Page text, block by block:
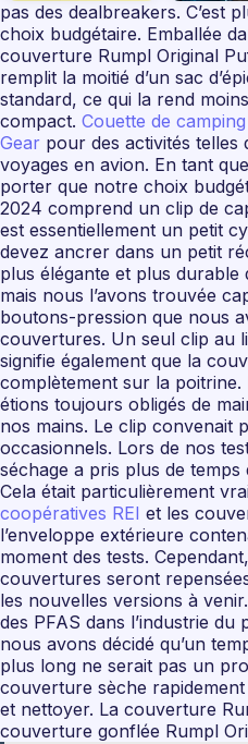
pas des dealbreakers. C’est
choix budgétaire. Emballée
couverture Rumpl Original
remplit la moitié d’un sac
standard, ce qui la rend
compact. Couette de
Gear pour des activités telles
voyages en avion. En tant
porter que notre choix
2024 comprend un clip de
est essentiellement un petit
devez ancrer dans un petit
plus élégante et plus
mais nous l’avons trouvée
boutons-pression que nous
couvertures. Un seul clip au
signifie également que la
complètement sur la
étions toujours obligés de
nos mains. Le clip convenait
occasionnels. Lors de nos
séchage a pris plus de
Cela était particulièrement
coopératives REI et les
l’enveloppe extérieure
moment des tests.
couvertures seront
les nouvelles versions à
des PFAS dans l’industrie
nous avons décidé qu’un
plus long ne serait pas un
couverture sèche
et nettoyer. La couverture
couverture gonflée Rumpl